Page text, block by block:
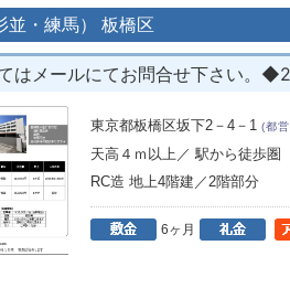
並・練馬） 板橋区
はメールにてお問合せ下さい。
東京都板橋区坂下2－4－1 (都
天高４ｍ以上／ 駅から徒歩
RC造 地上4階建／2階部分
6ヶ月